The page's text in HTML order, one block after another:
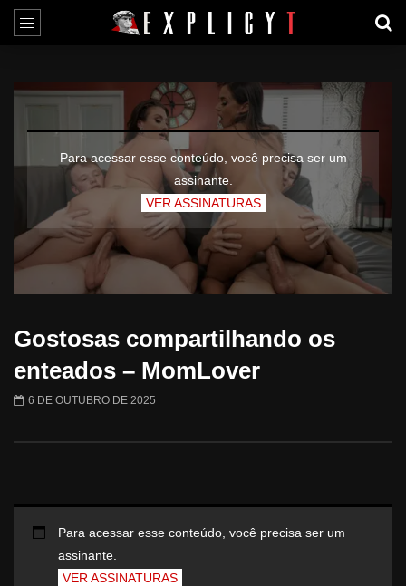
Para acessar esse conteúdo, você precisa ser um
assinante.
VER ASSINATURAS
Gostosas compartilhando os
enteados – MomLover
6 DE OUTUBRO DE 2025
Para acessar esse conteúdo, você precisa ser um
assinante.
VER ASSINATURAS